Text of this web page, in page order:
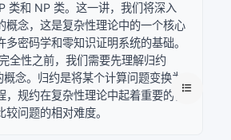
类和 NP 类。这一讲，我们将深入
概念，这是复杂性理论中的一个核心
多密码学和零知识证明系统的基础。
全性之前，我们需要先理解归约
概念。归约是将某个计算问题变换为
，规约在复杂性理论中起着重要的作
问题的相对难度。